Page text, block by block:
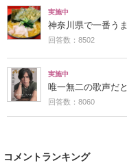
実施中
神奈川県で一番う
回答数：8502
実施中
唯一無二の歌声だ
回答数：8060
コメントランキング